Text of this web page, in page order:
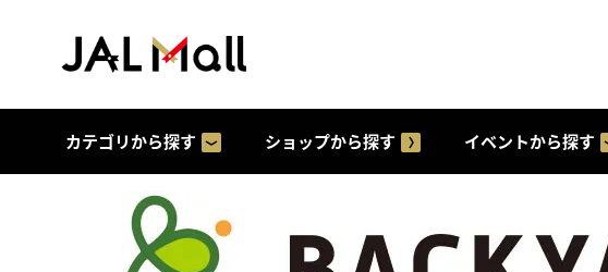
カテゴリから探す ショップから探す イベントから探す